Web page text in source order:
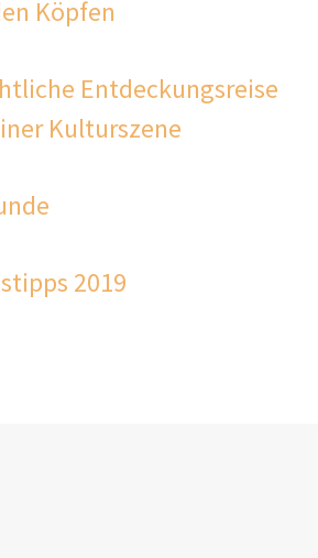
Köpfen
Entdeckungsreise
Kulturszene
2019